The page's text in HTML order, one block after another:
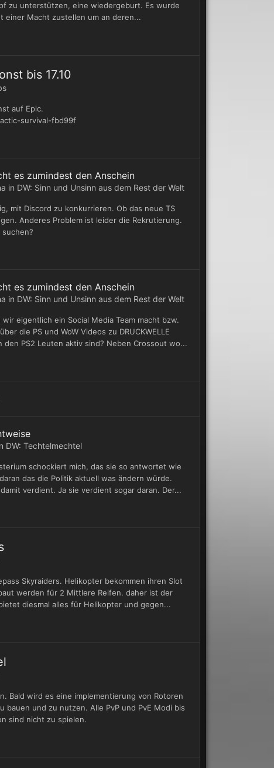
zu unterstützen, eine wiedergeburt. Es wurde
einer Macht zustellen um an deren...
bis 17.10
auf Epic.
survival-fbd99f
es zumindest den Anschein
in DW: Sinn und Unsinn aus dem Rest der Welt
mit Discord zu konkurrieren. Ob das neue TS
Anderes Problem ist leider die Rekrutierung.
es zumindest den Anschein
in DW: Sinn und Unsinn aus dem Rest der Welt
eigentlich ein Social Media Team macht bzw.
die PS und WoW Videos zu DRUCKWELLE
PS2 Leuten aktiv sind? Neben Crossout wo...
DW: Techtelmechtel
schockiert mich, das sie so antwortet wie
das die Politik aktuell was ändern würde.
verdient. Ja sie verdient sogar daran. Der...
Skyraiders. Helikopter bekommen ihren Slot
werden für 2 Mittlere Reifen. daher ist der
diesmal alles für Helikopter und gegen...
Bald wird es eine implementierung von Rotoren
und zu nutzen. Alle PvP und PvE Modi bis
sind nicht zu spielen.